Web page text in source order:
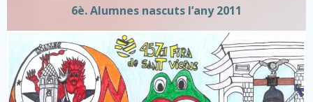
6è. Alumnes nascuts l’any 2011